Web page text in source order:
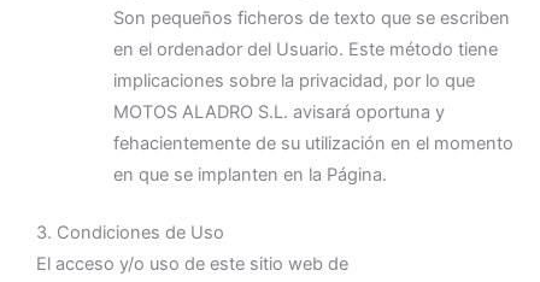
Son pequeños ficheros de texto que se escriben
en el ordenador del Usuario. Este método tiene
implicaciones sobre la privacidad, por lo que
MOTOS ALADRO S.L. avisará oportuna y
fehacientemente de su utilización en el momento
en que se implanten en la Página.
3. Condiciones de Uso
El acceso y/o uso de este sitio web de